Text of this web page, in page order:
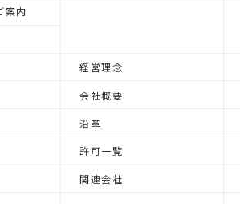
案内
経営理念
会社概要
沿革
許可一覧
関連会社